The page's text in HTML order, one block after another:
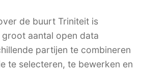
de buurt Triniteit is
aantal open data
partijen te combineren
te selecteren, te bewerken en